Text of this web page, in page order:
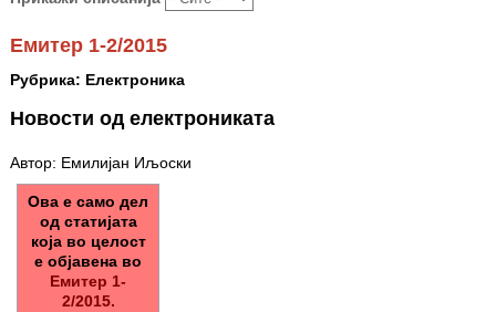
Емитер 1-2/2015
Рубрика: Електроника
Новости од електрониката
Автор: Емилијан Иљоски
Ова е само дел
од статијата
која во целост
е објавена во
Емитер 1-
2/2015.